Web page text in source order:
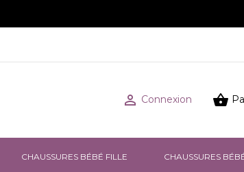
 Connexion 
CHAUSSURES BÉBÉ FILLE CHAUSSURES